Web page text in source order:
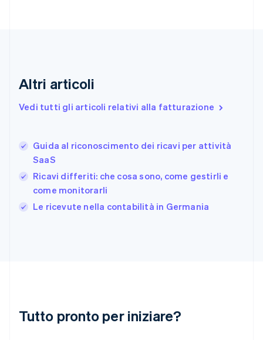
Altri articoli
Vedi tutti gli articoli relativi alla fatturazione
Guida al riconoscimento dei ricavi per attività
SaaS
Ricavi differiti: che cosa sono, come gestirli e
come monitorarli
Le ricevute nella contabilità in Germania
Tutto pronto per iniziare?
Francia
Germania
日本語English
Gibilterra
Grecia
English
India
Lituania